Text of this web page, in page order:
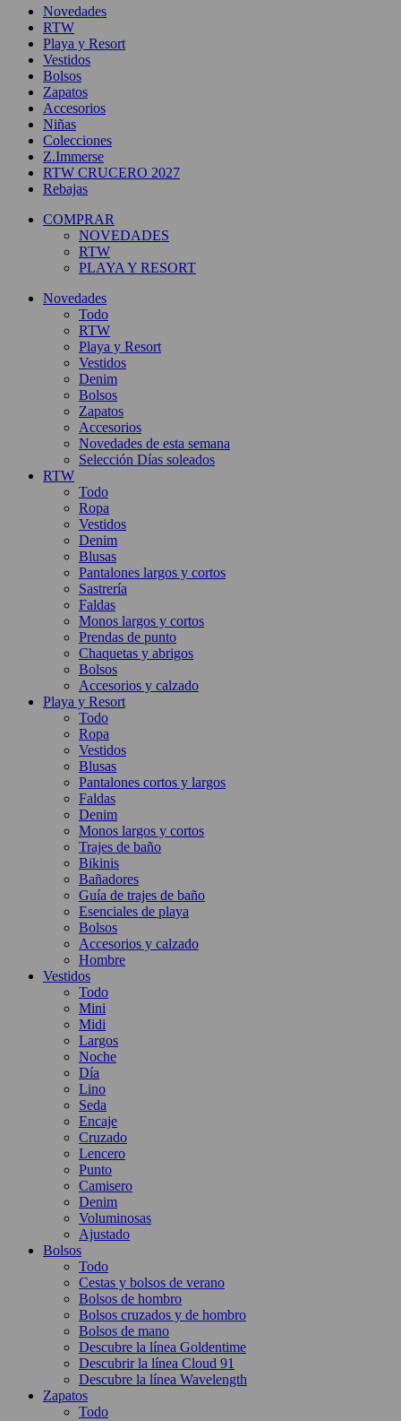
Novedades
RTW
Playa y Resort
Vestidos
Bolsos
Zapatos
Accesorios
Niñas
Colecciones
Z.Immerse
RTW CRUCERO 2027
Rebajas
COMPRAR
NOVEDADES
RTW
PLAYA Y RESORT
Novedades
Todo
RTW
Playa y Resort
Vestidos
Denim
Bolsos
Zapatos
Accesorios
Novedades de esta semana
Selección Días soleados
RTW
Todo
Ropa
Vestidos
Denim
Blusas
Pantalones largos y cortos
Sastrería
Faldas
Monos largos y cortos
Prendas de punto
Chaquetas y abrigos
Bolsos
Accesorios y calzado
Playa y Resort
Todo
Ropa
Vestidos
Blusas
Pantalones cortos y largos
Faldas
Denim
Monos largos y cortos
Trajes de baño
Bikinis
Bañadores
Guía de trajes de baño
Esenciales de playa
Bolsos
Accesorios y calzado
Hombre
Vestidos
Todo
Mini
Midi
Largos
Noche
Día
Lino
Seda
Encaje
Cruzado
Lencero
Punto
Camisero
Denim
Voluminosas
Ajustado
Bolsos
Todo
Cestas y bolsos de verano
Bolsos de hombro
Bolsos cruzados y de hombro
Bolsos de mano
Descubre la línea Goldentime
Descubrir la línea Cloud 91
Descubre la línea Wavelength
Zapatos
Todo